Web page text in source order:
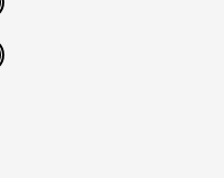
Twitter
TikTok